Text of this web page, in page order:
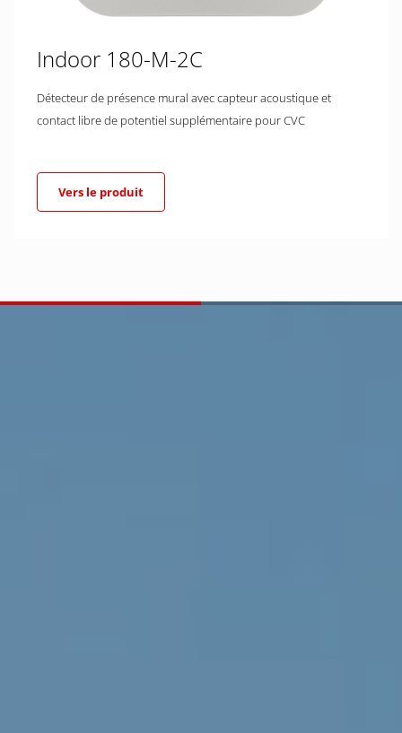
Indoor 180-M-2C
Détecteur de présence mural avec capteur acoustique et
contact libre de potentiel supplémentaire pour CVC
Vers le produit